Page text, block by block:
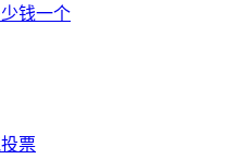
钱一个
票